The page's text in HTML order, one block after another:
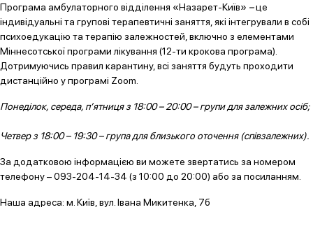
Програма амбулаторного відділення «Назарет-Київ» –це
індивідуальні та групові терапевтичні заняття, які інтегрували в собі
психоедукацію та терапію залежностей, включно з елементами
Міннесотської програми лікування (12-ти крокова програма).
Дотримуючись правил карантину, всі заняття будуть проходити
дистанційно у програмі Zoom.
Понеділок, середа, п’ятниця з 18:00 – 20:00 – групи для залежних осіб;
Четвер з 18:00 – 19:30 – група для близького оточення (співзалежних).
За додатковою інформацією ви можете звертатись за номером
телефону – 093-204-14-34 (з 10:00 до 20:00) або за посиланням.
Наша адреса: м. Київ, вул. Івана Микитенка, 7б